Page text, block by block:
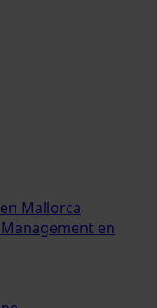
Mallorca
en